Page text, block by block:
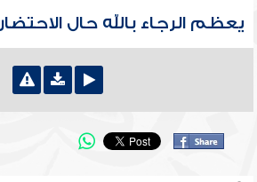
يعظم الرجاء بالله حال الاحتضار